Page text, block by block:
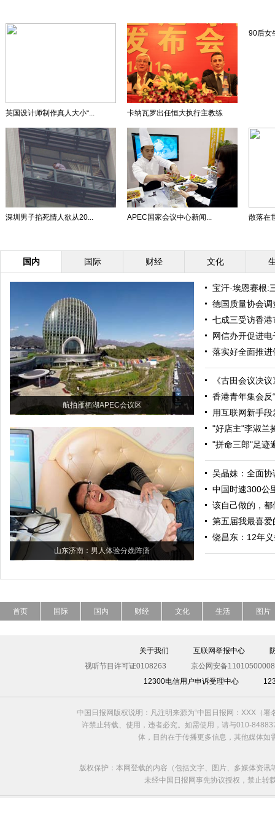
英国设计师制作真人大小“... 卡纳瓦罗出任恒大执行主教练
90后女
深圳男子掐死情人欲从20... APEC国家会议中心新闻... 散落在
国内 国际 财经 文化
航拍雁栖湖APEC会议区
山东济南：男人体验分娩阵痛
宝汗·埃恩赛根:
德国质量协会
七成三受访香
网信办开促进
落实好全面推
《古田会议决
香港青年集会反
用互联网新手段
"好店主"李淑兰
"拼命三郎"足迹
吴晶妹：全面
中国时速300公
该自己做的，都
第五届我最喜
饶昌东：12年
首页 国际 国内 财经 文化 生活 图片
关于我们 互联网举报中心
视听节目许可证0108263
京公网安备
12300电信用户申诉受理中心
中国日报网版权说明：凡注明来源为“中国日报网：XXX（
许禁止转载、使用，违者必究。如需使用，请与010-
体，目的在于传播更多信息，其他媒体
版权保护：本网登载的内容（包括文字、图片、多媒体资
未经中国日报网事先协议授权，禁止转